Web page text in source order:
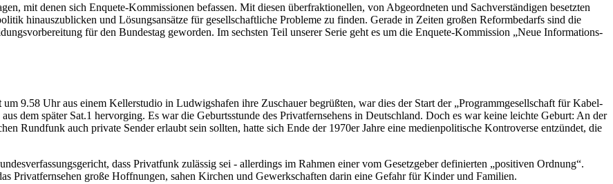
mit denen sich Enquete-Kommissionen befassen. Mit diesen überfraktionellen, von Abgeordneten und Sachverständigen besetzten
hinauszublicken und Lösungsansätze für gesellschaftliche Probleme zu finden. Gerade in Zeiten großen Reformbedarfs sind die
für den Bundestag geworden. Im sechsten Teil unserer Serie geht es um die Enquete-Kommission „Neue Informations-
um 9.58 Uhr aus einem Kellerstudio in Ludwigshafen ihre Zuschauer begrüßten, war dies der Start der „Programmgesellschaft für Kabel-
dem später Sat.1 hervorging. Es war die Geburtsstunde des Privatfernsehens in Deutschland. Doch es war keine leichte Geburt: An der
Rundfunk auch private Sender erlaubt sein sollten, hatte sich Ende der 1970er Jahre eine medienpolitische Kontroverse entzündet, die
dass Privatfunk zulässig sei - allerdings im Rahmen einer vom Gesetzgeber definierten „positiven Ordnung“.
Privatfernsehen große Hoffnungen, sahen Kirchen und Gewerkschaften darin eine Gefahr für Kinder und Familien.